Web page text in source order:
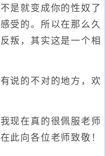
是就变成你的性奴了
受的。所以在那么久
叛，其实这是一个相
的不对的地方，欢
在真的很佩服老师
此向各位老师致敬！